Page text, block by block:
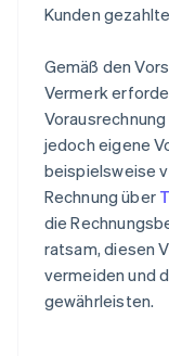
Kunden
Gemäß den
Vermerk
jedoch eigene
beispielsweise
Rechnung über
die
ratsam, diesen
vermeiden und
gewährleisten.